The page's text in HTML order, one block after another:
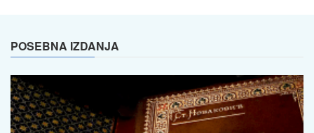
POSEBNA IZDANJA